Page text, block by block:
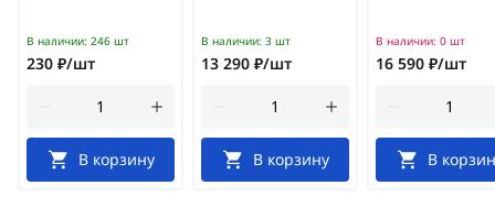
В наличии: 246 шт
230 ₽/шт
В корзину
В наличии: 3 шт
13 290 ₽/шт
В корзину
В наличии: 0 шт
16 590 ₽/шт
В